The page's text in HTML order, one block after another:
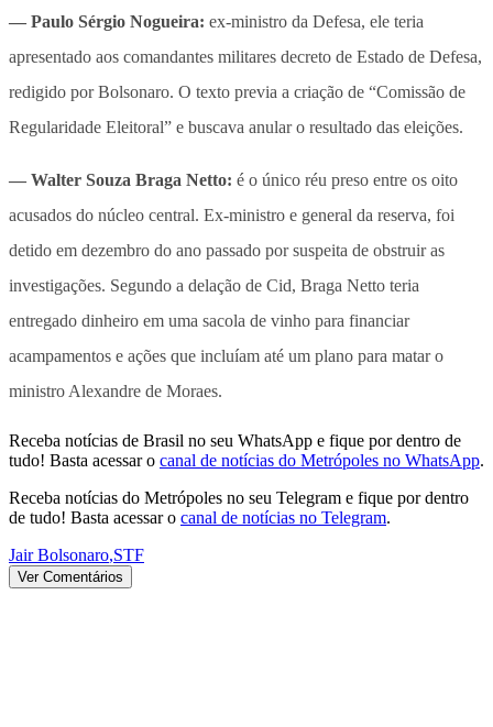
— Paulo Sérgio Nogueira: ex-ministro da Defesa, ele teria
apresentado aos comandantes militares decreto de Estado de Defesa,
redigido por Bolsonaro. O texto previa a criação de “Comissão de
Regularidade Eleitoral” e buscava anular o resultado das eleições.
— Walter Souza Braga Netto: é o único réu preso entre os oito
acusados do núcleo central. Ex-ministro e general da reserva, foi
detido em dezembro do ano passado por suspeita de obstruir as
investigações. Segundo a delação de Cid, Braga Netto teria
entregado dinheiro em uma sacola de vinho para financiar
acampamentos e ações que incluíam até um plano para matar o
ministro Alexandre de Moraes.
Receba notícias de Brasil no seu WhatsApp e fique por dentro de
tudo! Basta acessar o canal de notícias do Metrópoles no WhatsApp.
Receba notícias do Metrópoles no seu Telegram e fique por dentro
de tudo! Basta acessar o canal de notícias no Telegram.
Jair Bolsonaro,STF
Ver Comentários